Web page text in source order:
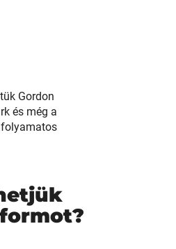
Gordon
és még a
folyamatos